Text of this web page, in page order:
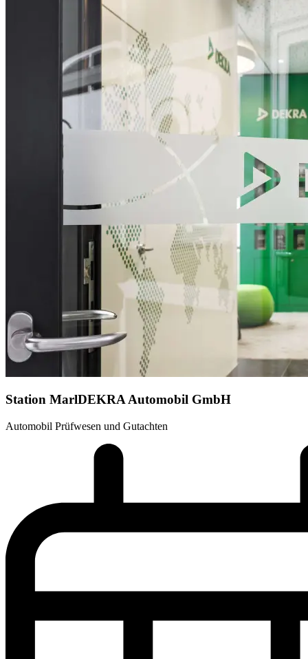
Station MarlDEKRA Automobil GmbH
Automobil Prüfwesen und Gutachten